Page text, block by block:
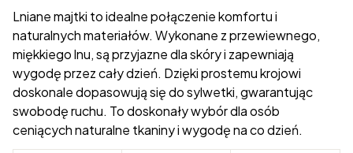
Lniane majtki to idealne połączenie komfortu i
naturalnych materiałów. Wykonane z przewiewnego,
miękkiego lnu, są przyjazne dla skóry i zapewniają
wygodę przez cały dzień. Dzięki prostemu krojowi
doskonale dopasowują się do sylwetki, gwarantując
swobodę ruchu. To doskonały wybór dla osób
ceniących naturalne tkaniny i wygodę na co dzień.